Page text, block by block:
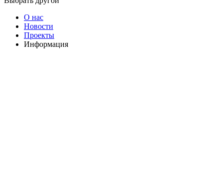
О нас
Новости
Проекты
Информация